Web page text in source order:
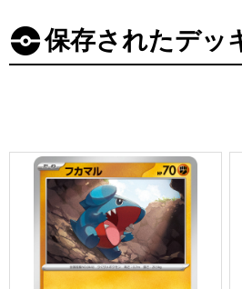
保存されたデッ